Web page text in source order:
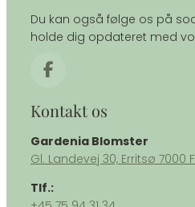
Du kan også følge os på
holde dig opdateret med
Kontakt os
Gardenia Blomster
​Gl. Landevej 30, Erritsø 7000
Tlf.: